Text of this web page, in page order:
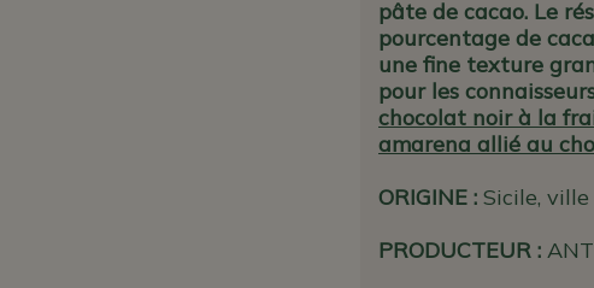
pâte de cacao. Le
pourcentage de
une fine texture
pour les
chocolat noir à la
amarena allié au
ORIGINE : Sicile,
PRODUCTEUR :